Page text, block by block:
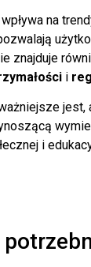
na
znajduje
i
i